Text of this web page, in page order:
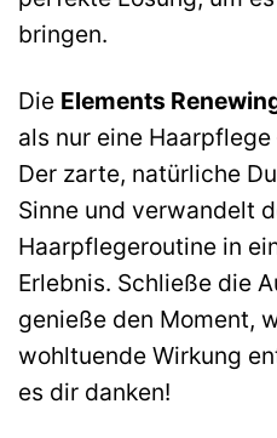
bringen.
Die Elements
als nur eine
Der zarte, natürliche
Sinne und verwandelt
Haarpflegeroutine in
Erlebnis. Schließe die
genieße den Moment,
wohltuende Wirkung
es dir danken!